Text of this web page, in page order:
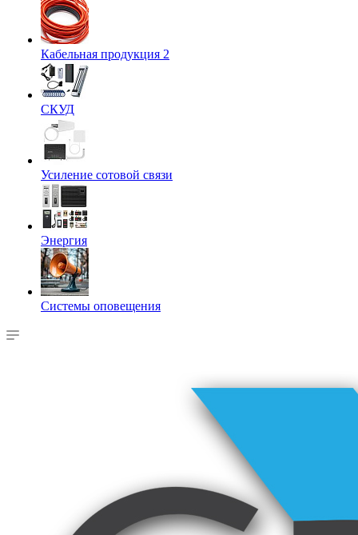
Кабельная продукция 2
СКУД
Усиление сотовой связи
Энергия
Системы оповещения